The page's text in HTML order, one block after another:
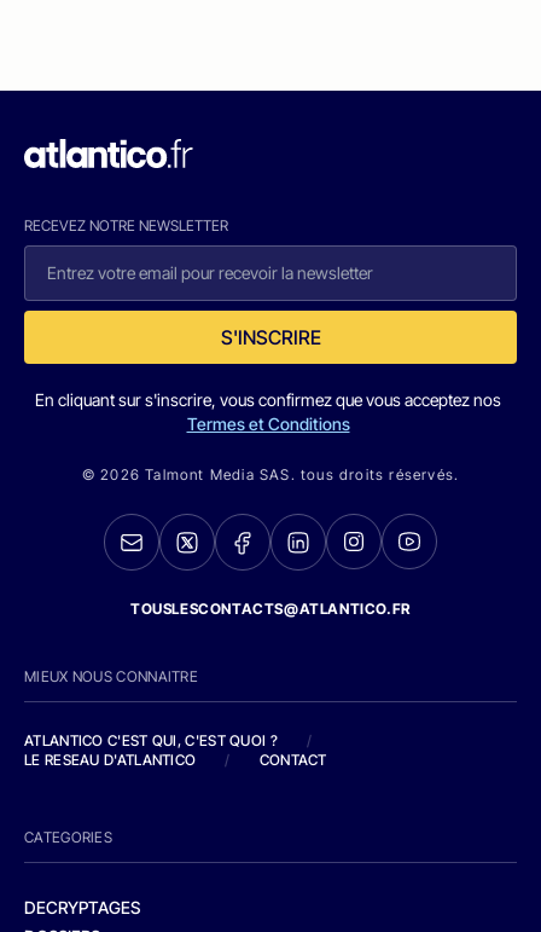
RECEVEZ NOTRE NEWSLETTER
S'INSCRIRE
En cliquant sur s'inscrire, vous confirmez que vous acceptez nos
Termes et Conditions
© 2026 Talmont Media SAS. tous droits réservés.
TOUSLESCONTACTS@ATLANTICO.FR
MIEUX NOUS CONNAITRE
ATLANTICO C'EST QUI, C'EST QUOI ?
/
LE RESEAU D'ATLANTICO
/ CONTACT
CATEGORIES
DECRYPTAGES